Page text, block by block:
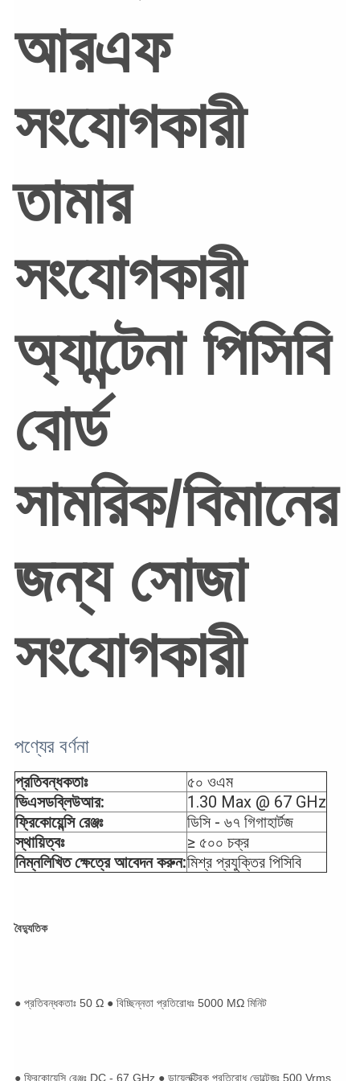
আরএফ
সংযোগকারী
তামার
সংযোগকারী
অ্যান্টেনা পিসিবি
বোর্ড
সামরিক/বিমানের
জন্য সোজা
সংযোগকারী
পণ্যের বর্ণনা
প্রতিবন্ধকতাঃ
৫০ ওএম
ভিএসডব্লিউআর:
1.30 Max @ 67 GHz
ফ্রিকোয়েন্সি রেঞ্জঃ
ডিসি - ৬৭ গিগাহার্টজ
স্থায়িত্বঃ
≥ ৫০০ চক্র
নিম্নলিখিত ক্ষেত্রে আবেদন করুন:মিশ্র প্রযুক্তির পিসিবি
বৈদ্যুতিক
● প্রতিবন্ধকতাঃ 50 Ω ● বিচ্ছিন্নতা প্রতিরোধঃ 5000 MΩ মিনিট
● ফ্রিকোয়েন্সি রেঞ্জঃ DC - 67 GHz ● ডায়েলক্ট্রিক প্রতিরোধ ভোল্টেজঃ 500 Vrms